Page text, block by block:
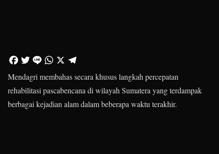
Mendagri membahas secara khusus langkah percepatan
rehabilitasi pascabencana di wilayah Sumatera yang terdampak
berbagai kejadian alam dalam beberapa waktu terakhir.